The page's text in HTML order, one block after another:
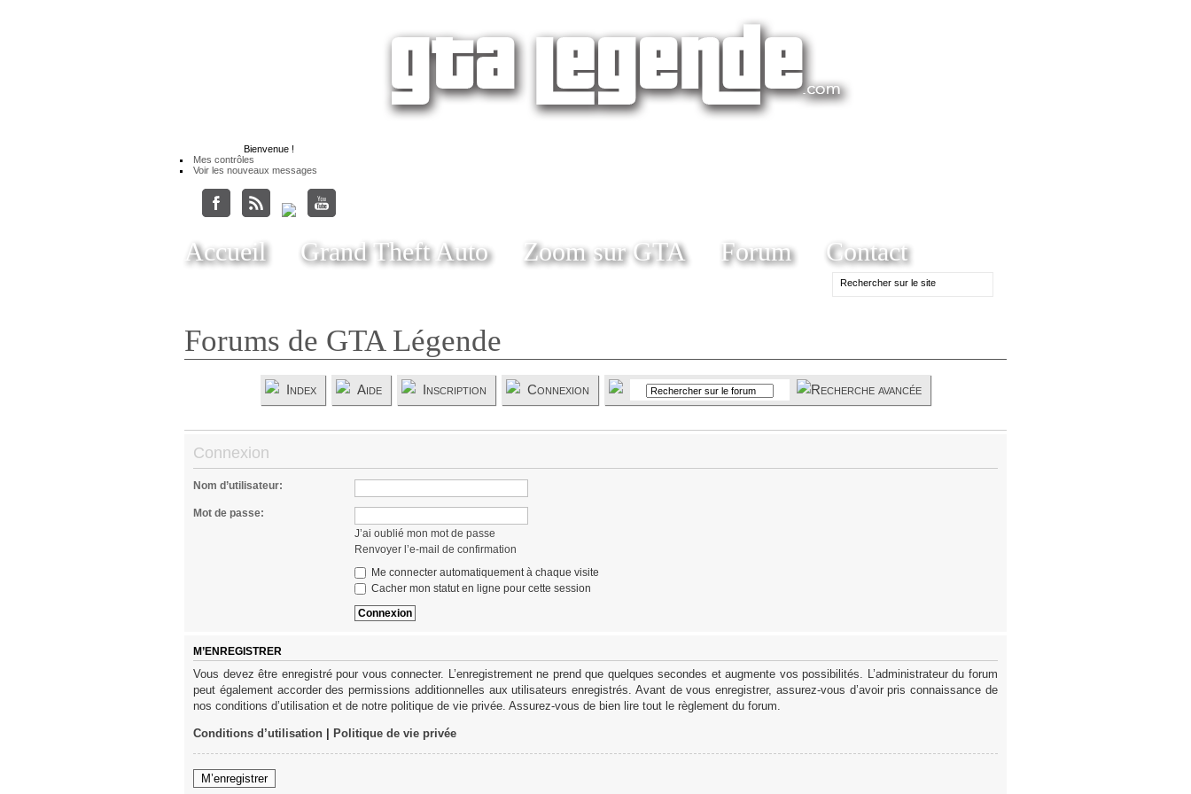
Bienvenue !
Mes contrôles
Voir les nouveaux messages
Accueil Grand Theft Auto Zoom sur GTA Forum Contact
Forums de GTA Légende
Index Aide Inscription Connexion
Connexion
Nom d’utilisateur:
Mot de passe:
J’ai oublié mon mot de passe
Renvoyer l’e-mail de confirmation
Me connecter automatiquement à chaque visite
Cacher mon statut en ligne pour cette session
M’ENREGISTRER
Vous devez être enregistré pour vous connecter. L’enregistrement ne prend que quelques secondes et augmente vos possibilités. L’administrateur du forum
peut également accorder des permissions additionnelles aux utilisateurs enregistrés. Avant de vous enregistrer, assurez-vous d’avoir pris connaissance de
nos conditions d’utilisation et de notre politique de vie privée. Assurez-vous de bien lire tout le règlement du forum.
Conditions d’utilisation Politique de vie privée
M’enregistrer